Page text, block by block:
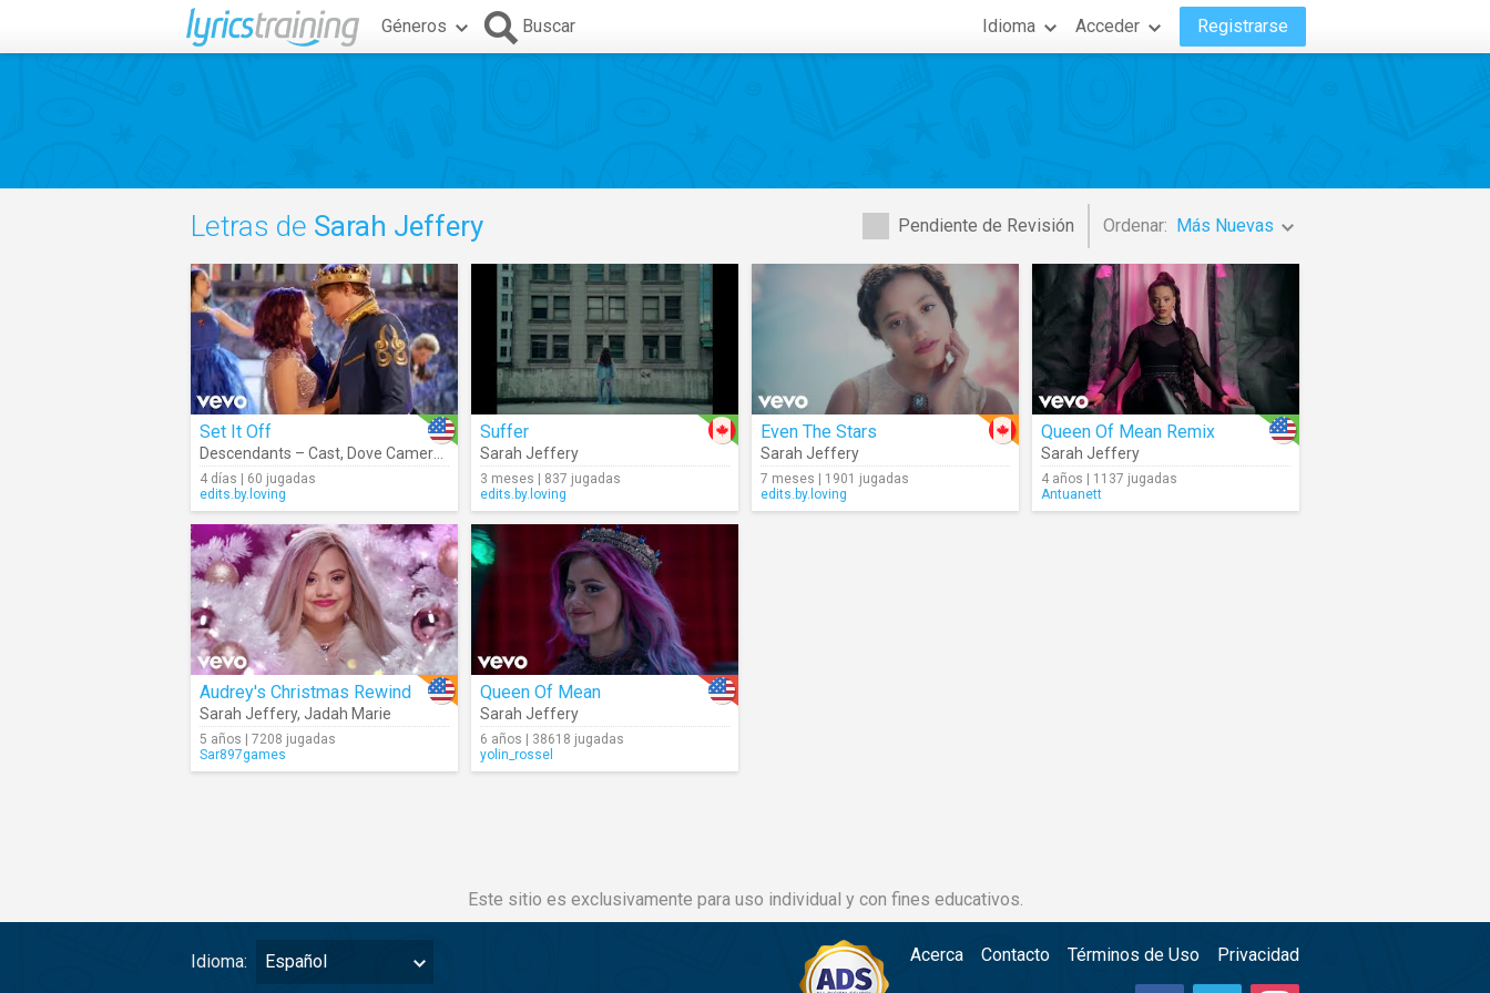
Géneros Buscar Idioma Acceder Registrarse
Pendiente de Revisión Ordenar: Más Nuevas
Letras de Sarah Jeffery
Set It Off
Descendants – Cast, Dove Cameron Sofia Carson,Cameron Boyce Booboo Stewart,Mitchell Hope
4 días | 60 jugadas
edits.by.loving
Suffer
Sarah Jeffery
3 meses | 837 jugadas
edits.by.loving
Even The Stars
Sarah Jeffery
7 meses | 1901 jugadas
edits.by.loving
Queen Of Mean Remix
Sarah Jeffery
4 años | 1137 jugadas
Antuanett
Audrey's Christmas Rewind
Sarah Jeffery, Jadah Marie
5 años | 7208 jugadas
Sar897games
Queen Of Mean
Sarah Jeffery
6 años | 38618 jugadas
yolin_rossel
Este sitio es exclusivamente para uso individual y con fines educativos.
Idioma: Español Acerca Contacto Términos de Uso Privacidad